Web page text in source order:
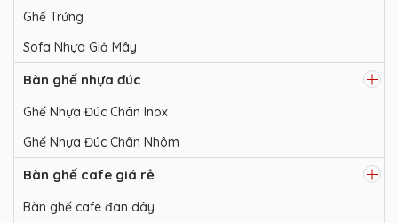
Ghế Trứng
Sofa Nhựa Giả Mây
Bàn ghế nhựa đúc
Ghế Nhựa Đúc Chân Inox
Ghế Nhựa Đúc Chân Nhôm
Bàn ghế cafe giá rẻ
Bàn ghế cafe đan dây